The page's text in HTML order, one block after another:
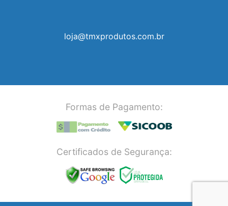
loja@tmxprodutos.com.br
Formas de Pagamento:
Certificados de Segurança: